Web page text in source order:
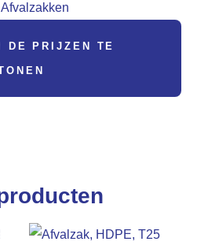
Afvalzakken
DE PRIJZEN TE